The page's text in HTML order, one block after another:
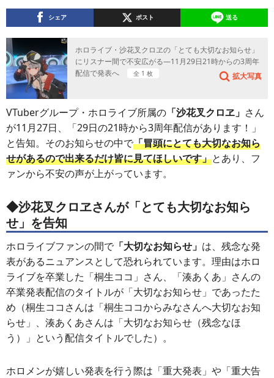
シェア ポスト 送る
ホロライブ・沙花叉クロヱの「とても大切なお知らせ」
にリスナー間で不安広がる―11月29日21時からの3周年
配信で発表へ
全 1 枚 拡大写真
VTuberグループ・ホロライブ所属の 「沙花叉クロヱ」 さん
が11月27日、「29日の21時から3周年配信があります！」
と告知。そのお知らせの中で「冒頭にとても大切なお知ら
せがあるので出来るだけ皆に見てほしいです」とあり、フ
ァンから不安の声が上がっています。
◆沙花叉クロヱさんが「とても大切なお知ら
せ」を告知
ホロライブファンの間で 「大切なお知らせ」 は、残念な発
表があるニュアンスとして恐れられています。理由はホロ
ライブを卒業した「桐生ココ」さん、「湊あくあ」さんの
卒業発表配信のタイトルが「大切なお知らせ」であったた
め（桐生ココさんは「桐生ココからみなさんへ大切なお知
らせ」、湊あくあさんは「大切なお知らせ（残念なほ
う）」という配信タイトルでした）。
ホロメンが嬉しい発表を行う際は「重大発表」や「重大告